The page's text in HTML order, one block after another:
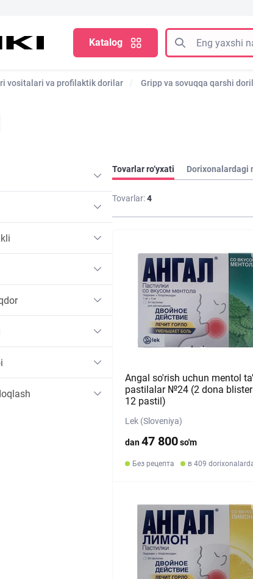
Katalog
vositalari va profilaktik dorilar Gripp va sovuqqa qarshi
Tovarlar ro‘yxati Dorixonalardagi
Tovarlar:4
Angal so'rish uchun mentol
pastilalar №24 (2 dona
12 pastil)
Lek (Sloveniya)
dan47 800so'm
Без рецепта в 409